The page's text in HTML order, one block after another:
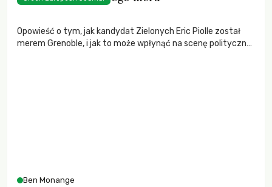
Opowieść o tym, jak kandydat Zielonych Eric Piolle został
merem Grenoble, i jak to może wpłynąć na scenę polityczną
Ben Monange